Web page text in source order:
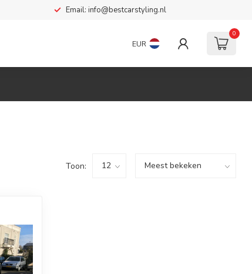
Email: info@bestcarstyling.nl
EUR
0
Toon: